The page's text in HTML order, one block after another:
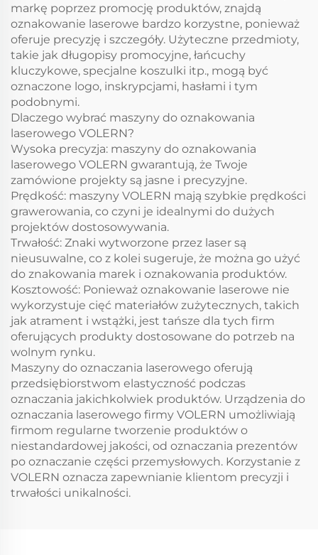
markę poprzez promocję produktów, znajdą
oznakowanie laserowe bardzo korzystne, ponieważ
oferuje precyzję i szczegóły. Użyteczne przedmioty,
takie jak długopisy promocyjne, łańcuchy
kluczykowe, specjalne koszulki itp., mogą być
oznaczone logo, inskrypcjami, hasłami i tym
podobnymi.
Dlaczego wybrać maszyny do oznakowania
laserowego VOLERN?
Wysoka precyzja: maszyny do oznakowania
laserowego VOLERN gwarantują, że Twoje
zamówione projekty są jasne i precyzyjne.
Prędkość: maszyny VOLERN mają szybkie prędkości
grawerowania, co czyni je idealnymi do dużych
projektów dostosowywania.
Trwałość: Znaki wytworzone przez laser są
nieusuwalne, co z kolei sugeruje, że można go użyć
do znakowania marek i oznakowania produktów.
Kosztowość: Ponieważ oznakowanie laserowe nie
wykorzystuje cięć materiałów zużytecznych, takich
jak atrament i wstążki, jest tańsze dla tych firm
oferujących produkty dostosowane do potrzeb na
wolnym rynku.
Maszyny do oznaczania laserowego oferują
przedsiębiorstwom elastyczność podczas
oznaczania jakichkolwiek produktów. Urządzenia do
oznaczania laserowego firmy VOLERN umożliwiają
firmom regularne tworzenie produktów o
niestandardowej jakości, od oznaczania prezentów
po oznaczanie części przemysłowych. Korzystanie z
VOLERN oznacza zapewnianie klientom precyzji i
trwałości unikalności.